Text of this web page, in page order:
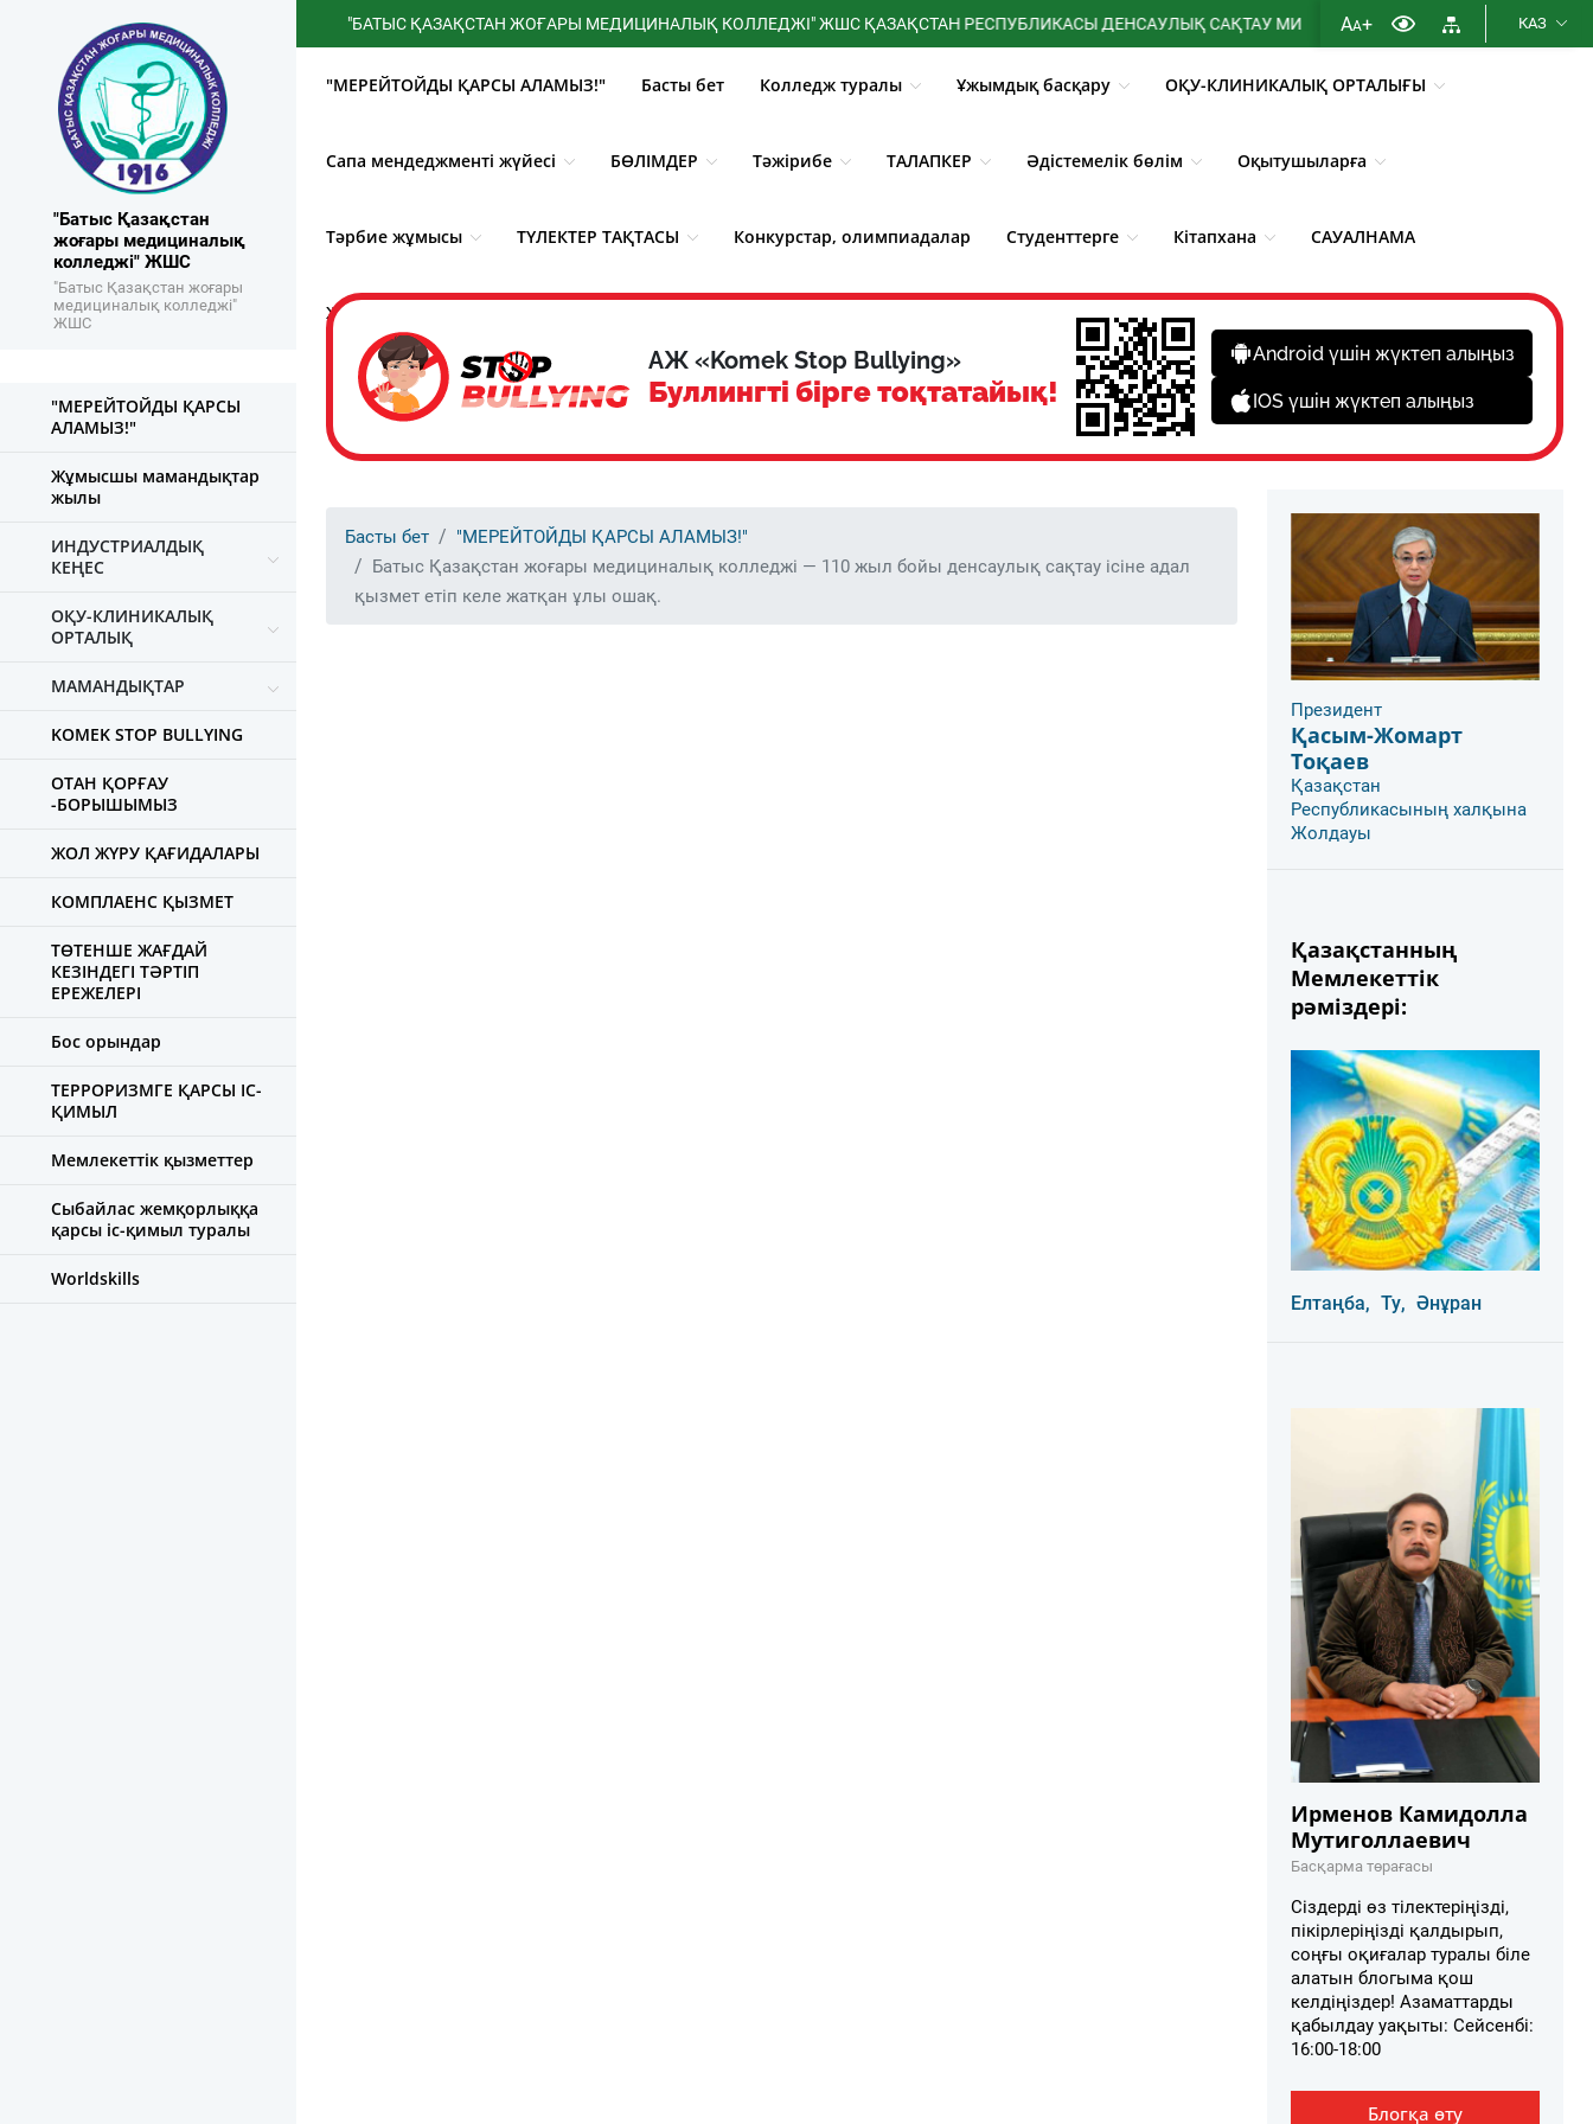
"Батыс Қазақстан
жоғары медициналық
колледжі" ЖШС
"Батыс Қазақстан жоғары
медициналық колледжі"
ЖШС
"БАТЫС ҚАЗАҚСТАН ЖОҒАРЫ МЕДИЦИНАЛЫҚ КОЛЛЕДЖІ" ЖШС ҚАЗАҚСТАН РЕСПУБЛИКАСЫ ДЕНСАУЛЫҚ САҚТАУ МИНИСТРЛІГІНІҢ МЕМЛЕКЕТТІК
AA+ КАЗ
"МЕРЕЙТОЙДЫ ҚАРСЫ АЛАМЫЗ!" Басты бет Колледж туралы Ұжымдық басқару ОҚУ-КЛИНИКАЛЫҚ ОРТАЛЫҒЫ
Сапа мендеджменті жүйесі БӨЛІМДЕР Тәжірибе ТАЛАПКЕР Әдістемелік бөлім Оқытушыларға
Тәрбие жұмысы ТҮЛЕКТЕР ТАҚТАСЫ Конкурстар, олимпиадалар Студенттерге Кітапхана САУАЛНАМА
Жемқорлықпен күрес
"МЕРЕЙТОЙДЫ ҚАРСЫ
АЛАМЫЗ!"
Жұмысшы мамандықтар
жылы
ИНДУСТРИАЛДЫҚ
КЕҢЕС
ОҚУ-КЛИНИКАЛЫҚ
ОРТАЛЫҚ
МАМАНДЫҚТАР
KOMEK STOP BULLYING
ОТАН ҚОРҒАУ
-БОРЫШЫМЫЗ
ЖОЛ ЖҮРУ ҚАҒИДАЛАРЫ
КОМПЛАЕНС ҚЫЗМЕТ
ТӨТЕНШЕ ЖАҒДАЙ
КЕЗІНДЕГІ ТӘРТІП
ЕРЕЖЕЛЕРІ
Бос орындар
ТЕРРОРИЗМГЕ ҚАРСЫ ІС-
ҚИМЫЛ
Мемлекеттік қызметтер
Сыбайлас жемқорлыққа
қарсы іс-қимыл туралы
Worldskills
АЖ «Komek Stop Bullying»
Буллингті бірге тоқтатайық!
Android үшін жүктеп алыңыз
IOS үшін жүктеп алыңыз
Басты бет
"МЕРЕЙТОЙДЫ ҚАРСЫ АЛАМЫЗ!"
Батыс Қазақстан жоғары медициналық колледжі — 110 жыл бойы денсаулық сақтау ісіне адал
қызмет етіп келе жатқан ұлы ошақ.
Президент
Қасым-Жомарт
Тоқаев
Қазақстан
Республикасының халқына
Жолдауы
Қазақстанның
Мемлекеттік
рәміздері:
Елтаңба, Ту, Әнұран
Ирменов Камидолла
Мутиголлаевич
Басқарма төрағасы
Сіздерді өз тілектеріңізді,
пікірлеріңізді қалдырып,
соңғы оқиғалар туралы біле
алатын блогыма қош
келдіңіздер! Азаматтарды
қабылдау уақыты: Сейсенбі:
16:00-18:00
Блогқа өту